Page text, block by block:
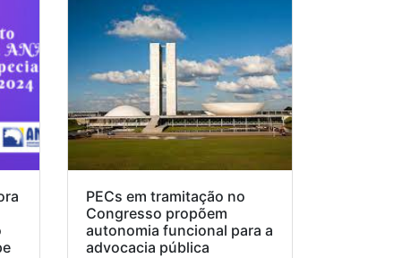
PECs em tramitação no
Congresso propõem
autonomia funcional para a
advocacia pública